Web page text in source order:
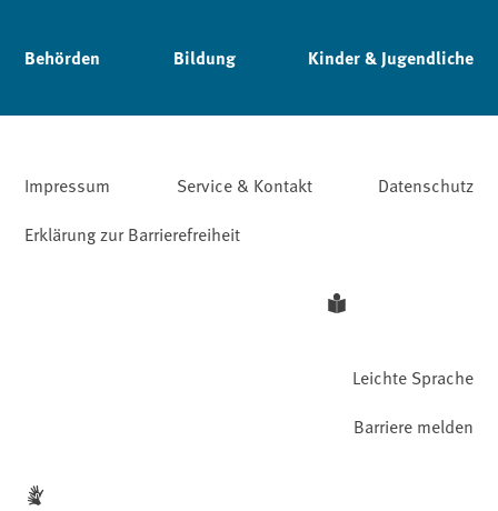
Behörden Bildung Kinder & Jugendliche
Impressum Service & Kontakt
Datenschutz
Erklärung zur Barrierefreiheit
Leichte Sprache
Barriere melden